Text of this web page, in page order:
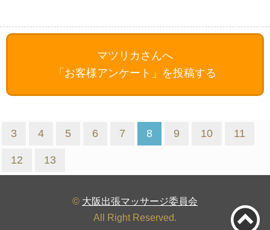
マツリカさんへ
「お客様アンケート」を投稿する
3 4 5 6 7 8 9 10 11
12 13
© 大阪出張マッサージ委員会
All Right Reserved.